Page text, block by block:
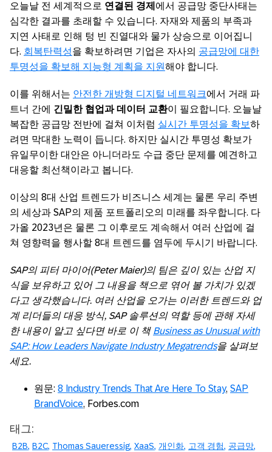
오늘날 전 세계적으로 연결된 경제 에서 공급망 중단사태는
심각한 결과를 초래할 수 있습니다. 자재와 제품의 부족과
지연 사태로 인해 텅 빈 진열대와 물가 상승으로 이어집니
다. 회복탄력성을 확보하려면 기업은 자사의 공급망에 대한
투명성을 확보해 지능형 계획을 지원해야 합니다.
이를 위해서는 안전한 개방형 디지털 네트워크에서 거래 파
트너 간에 긴밀한 협업과 데이터 교환이 필요합니다. 오늘날
복잡한 공급망 전반에 걸쳐 이처럼 실시간 투명성을 확보하
려면 막대한 노력이 듭니다. 하지만 실시간 투명성 확보가
유일무이한 대안은 아니더라도 수급 중단 문제를 예견하고
대응할 최선책이라고 봅니다.
이상의 8대 산업 트렌드가 비즈니스 세계는 물론 우리 주변
의 세상과 SAP의 제품 포트폴리오의 미래를 좌우합니다. 다
가올 2023년은 물론 그 이후로도 계속해서 여러 산업에 걸
쳐 영향력을 행사할 8대 트렌드를 염두에 두시기 바랍니다.
SAP의 피터 마이어(Peter Maier)의 팀은 깊이 있는 산업 지
식을 보유하고 있어 그 내용을 책으로 엮어 볼 가치가 있겠
다고 생각했습니다. 여러 산업을 오가는 이러한 트렌드와 업
계 리더들의 대응 방식, SAP 솔루션의 역할 등에 관해 자세
한 내용이 알고 싶다면 바로 이 책 Business as Unusual with
SAP: How Leaders Navigate Industry Megatrends을 살펴보
세요.
원문: 8 Industry Trends That Are Here To Stay, SAP
BrandVoice, Forbes.com
태그:
B2B B2C Thomas Saueressig XaaS 개인화 고객 경험
공급망